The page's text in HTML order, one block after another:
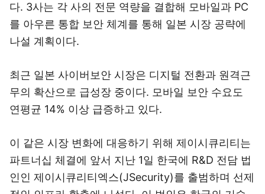
다. 3사는 각 사의 전문 역량을 결합해 모바일과 PC
를 아우른 통합 보안 체계를 통해 일본 시장 공략에
나설 계획이다.
최근 일본 사이버보안 시장은 디지털 전환과 원격근
무의 확산으로 급성장 중이다. 모바일 보안 수요도
연평균 14% 이상 급증하고 있다.
이 같은 시장 변화에 대응하기 위해 제이시큐리티는
파트너십 체결에 앞서 지난 1일 한국에 R&D 전담 법
인인 제이시큐리티엑스(JSecurity)를 출범하며 선제